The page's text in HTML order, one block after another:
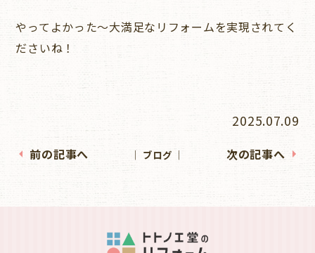
やってよかった～大満足なリフォームを実現されてく
ださいね！
2025.07.09
前の記事へ 次の記事へ
│ ブログ │